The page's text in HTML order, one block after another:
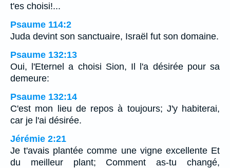
t'es choisi!...
Psaume 114:2
Juda devint son sanctuaire, Israël fut son domaine.
Psaume 132:13
Oui, l'Eternel a choisi Sion, Il l'a désirée pour sa
demeure:
Psaume 132:14
C'est mon lieu de repos à toujours; J'y habiterai,
car je l'ai désirée.
Jérémie 2:21
Je t'avais plantée comme une vigne excellente Et
du meilleur plant; Comment as-tu changé,